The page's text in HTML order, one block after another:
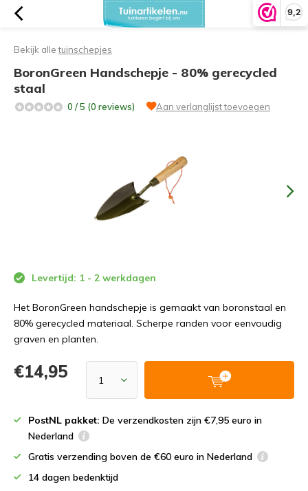
9,2
Bekijk alletuinschepjes
BoronGreen Handschepje - 80% gerecycled
staal
0 / 5 (0 reviews) Aan verlanglijst toevoegen
Levertijd: 1 - 2 werkdagen
Het BoronGreen handschepje is gemaakt van boronstaal en
80% gerecycled materiaal. Scherpe randen voor eenvoudig
graven en planten.
€14,95
PostNL pakket: De verzendkosten zijn €7,95 euro in
Nederland
Gratis verzending boven de €60 euro in Nederland
14 dagen bedenktijd